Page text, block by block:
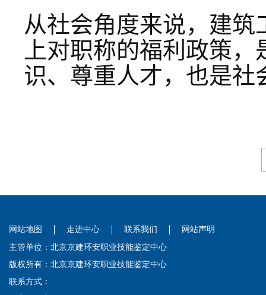
从社会角度来说，建
上对职称的福利政策
识、尊重人才，也是
网站地图 走进中心 联系我们
网站声明
主管单位：北京京建环安职业技能鉴定中心
版权所有：北京京建环安职业技能鉴定中心
联系方式：